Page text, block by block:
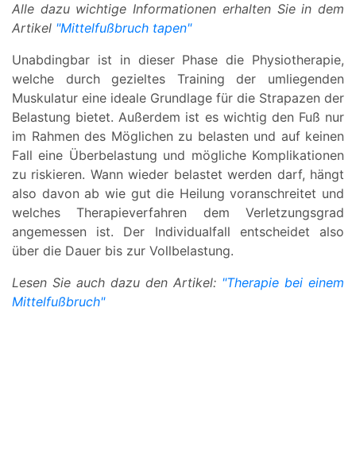
Alle dazu wichtige Informationen erhalten Sie in dem
Artikel "Mittelfußbruch tapen"
Unabdingbar ist in dieser Phase die Physiotherapie,
welche durch gezieltes Training der umliegenden
Muskulatur eine ideale Grundlage für die Strapazen der
Belastung bietet. Außerdem ist es wichtig den Fuß nur
im Rahmen des Möglichen zu belasten und auf keinen
Fall eine Überbelastung und mögliche Komplikationen
zu riskieren. Wann wieder belastet werden darf, hängt
also davon ab wie gut die Heilung voranschreitet und
welches Therapieverfahren dem Verletzungsgrad
angemessen ist. Der Individualfall entscheidet also
über die Dauer bis zur Vollbelastung.
Lesen Sie auch dazu den Artikel: "Therapie bei einem
Mittelfußbruch"